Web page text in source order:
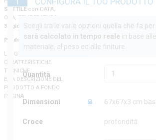
SOTTILEcon DATA,
ORA, TEMPERATURA e
30 giochi luminosi.
Prodotto made in Italy.
LEGGI LE
CARATTERISTICHE
TECNICHE
E LA DESCRIZIONE DEL
PRODOTTO A FONDO
PAGINA
Scegli tra le varie opzioni quella che fa per
sarà calcolato in tempo reale in base
materiale, al peso ed alle finiture.
Quantità
Dimensioni
Croce
67x67x3 cm
profondità